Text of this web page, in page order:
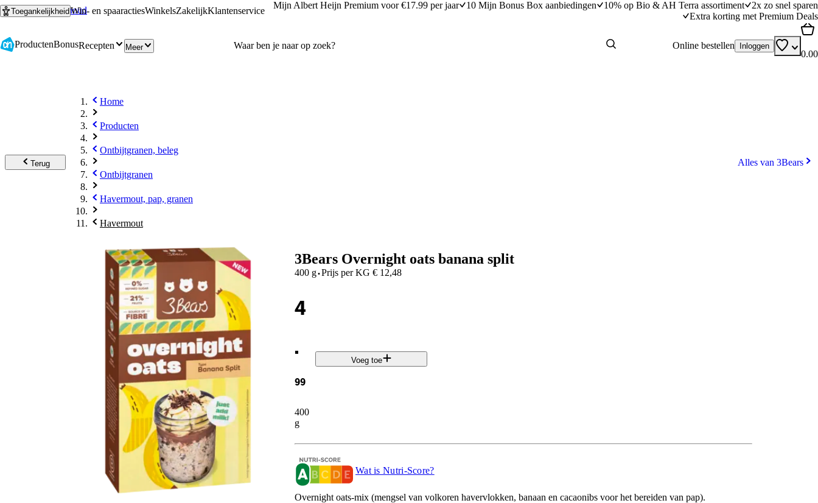
Ga naar hoofdinhoud
Ga naar zoeken
ToegankelijkheidWin- en spaaractiesWinkelsZakelijkKlantenservice
Mijn Albert Heijn Premium voor €17.99 per jaar 10 Mijn Bonus Box aanbiedingen 10% op Bio & AH Terra assortiment
2x zo snel sparen
Extra korting met Premium Deals
ProductenBonusRecepten Meer Online bestellen Inloggen
0.00
Terug
Home
Producten
Ontbijtgranen, beleg
Ontbijtgranen
Havermout, pap, granen
Havermout
Alles van 3Bears
3Bears Overnight oats banana split
400 g·Prijs per KG € 12,48
4
.
99
400
g
Voeg toe
Wat is Nutri-Score?
Overnight oats-mix (mengsel van volkoren havervlokken, banaan en cacaonibs voor het bereiden van pap).